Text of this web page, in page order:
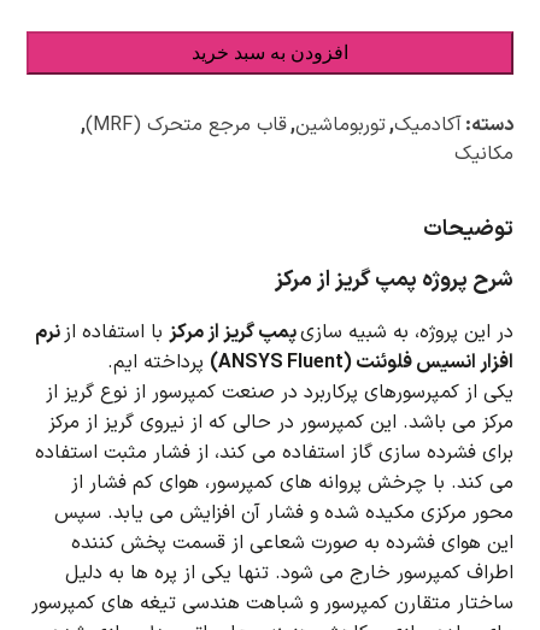
افزودن به سبد خرید
دسته:آکادمیک,توربوماشین,قاب مرجع متحرک (MRF)
,
مکانیک
توضیحات
شرح پروژه پمپ گریز از مرکز
در این پروژه، به شبیه سازیپمپ گریز از مرکز با استفاده ازنرم
افزار انسیس فلوئنت (ANSYS Fluent)
پرداخته ایم.
یکی از کمپرسورهای پرکاربرد در صنعت کمپرسور از نوع گریز از
مرکز می باشد. این کمپرسور در حالی که از نیروی گریز از مرکز
برای فشرده سازی گاز استفاده می کند، از فشار مثبت استفاده
می کند. با چرخش پروانه های کمپرسور، هوای کم فشار از
محور مرکزی مکیده شده و فشار آن افزایش می یابد. سپس
این هوای فشرده به صورت شعاعی از قسمت پخش کننده
اطراف کمپرسور خارج می شود. تنها یکی از پره ها به دلیل
ساختار متقارن کمپرسور و شباهت هندسی تیغه های کمپرسور